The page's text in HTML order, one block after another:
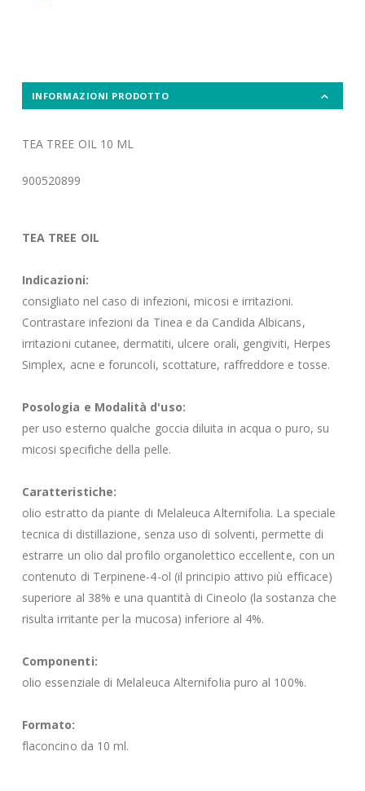
INFORMAZIONI PRODOTTO
TEA TREE OIL 10 ML
900520899
TEA TREE OIL
Indicazioni:
consigliato nel caso di infezioni, micosi e irritazioni.
Contrastare infezioni da Tinea e da Candida Albicans,
irritazioni cutanee, dermatiti, ulcere orali, gengiviti, Herpes
Simplex, acne e foruncoli, scottature, raffreddore e tosse.
Posologia e Modalità d'uso:
per uso esterno qualche goccia diluita in acqua o puro, su
micosi specifiche della pelle.
Caratteristiche:
olio estratto da piante di Melaleuca Alternifolia. La speciale
tecnica di distillazione, senza uso di solventi, permette di
estrarre un olio dal profilo organolettico eccellente, con un
contenuto di Terpinene-4-ol (il principio attivo più efficace)
superiore al 38% e una quantità di Cineolo (la sostanza che
risulta irritante per la mucosa) inferiore al 4%.
Componenti:
olio essenziale di Melaleuca Alternifolia puro al 100%.
Formato:
flaconcino da 10 ml.